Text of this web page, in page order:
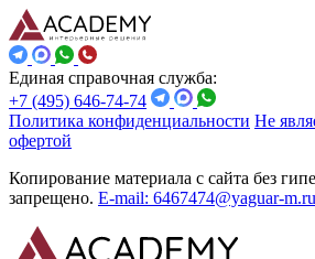
Единая справочная служба:
+7 (495) 646-74-74
Политика конфиденциальности Не
офертой
Копирование материала с сайта без
запрещено. E-mail: 6467474@yaguar-m.ru